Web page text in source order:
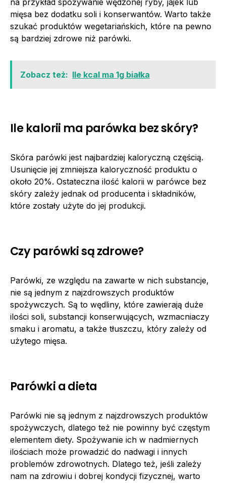
mięsa bez dodatku soli i konserwantów. Warto także
szukać produktów wegetariańskich, które na pewno
są bardziej zdrowe niż parówki.
Zobacz też: Ile kcal ma 1g białka
Ile kalorii ma parówka bez skóry?
Skóra parówki jest najbardziej kaloryczną częścią.
Usunięcie jej zmniejsza kaloryczność produktu o
około 20%. Ostateczna ilość kalorii w parówce bez
skóry zależy jednak od producenta i składników,
które zostały użyte do jej produkcji.
Czy parówki są zdrowe?
Parówki, ze względu na zawarte w nich substancje,
nie są jednym z najzdrowszych produktów
spożywczych. Są to wędliny, które zawierają duże
ilości soli, substancji konserwujących, wzmacniaczy
smaku i aromatu, a także tłuszczu, który zależy od
użytego mięsa.
Parówki a dieta
Parówki nie są jednym z najzdrowszych produktów
spożywczych, dlatego też nie powinny być częstym
elementem diety. Spożywanie ich w nadmiernych
ilościach może prowadzić do nadwagi i innych
problemów zdrowotnych. Dlatego też, jeśli zależy
nam na zdrowiu i dobrej kondycji fizycznej, warto